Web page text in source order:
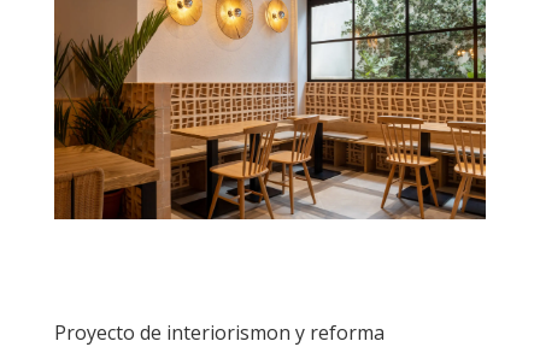
Proyecto de interiorismon y reforma